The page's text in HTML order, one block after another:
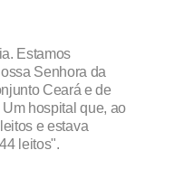
Estamos
Senhora da
Ceará e de
hospital que, ao
e estava
leitos".